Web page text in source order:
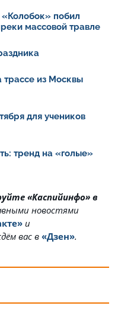
побил
массовой травле
трассе из Москвы
для учеников
тренд на «голые»
«Каспийинфо» в
новостями
и
вас в«Дзен».